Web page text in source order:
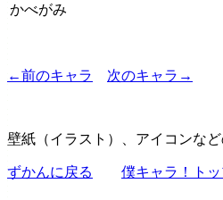
かべがみ
←前のキャラ 次のキャラ→
壁紙（イラスト）、アイコンな
ずかんに戻る 僕キャラ！ト